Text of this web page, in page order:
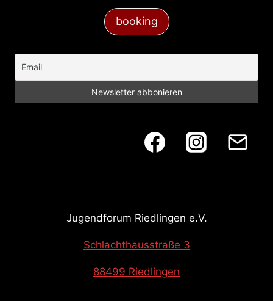
o
n
booking
Jugendforum Riedlingen e.V.
Schlachthausstraße 3
88499 Riedlingen